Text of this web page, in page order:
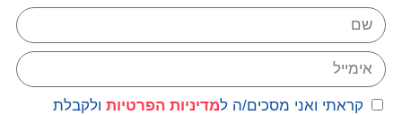
קראתי ואני מסכים/ה למדיניות הפרטיות ולקבלת